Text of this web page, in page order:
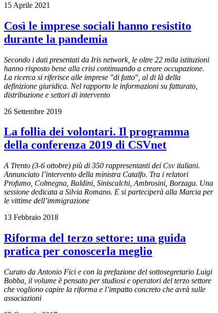
15 Aprile 2021
Così le imprese sociali hanno resistito
durante la pandemia
Secondo i dati presentati da Iris network, le oltre 22 mila istituzioni
hanno risposto bene alla crisi continuando a creare occupazione.
La ricerca si riferisce alle imprese "di fatto", al di là della
definizione giuridica. Nel rapporto le informazioni su fatturato,
distribuzione e settori di intervento
26 Settembre 2019
La follia dei volontari. Il programma
della conferenza 2019 di CSVnet
A Trento (3-6 ottobre) più di 350 rappresentanti dei Csv italiani.
Annunciato l’intervento della ministra Catalfo. Tra i relatori
Profumo, Colmegna, Baldini, Siniscalchi, Ambrosini, Borzaga. Una
sessione dedicata a Silvia Romano. E si parteciperà alla Marcia per
le vittime dell’immigrazione
13 Febbraio 2018
Riforma del terzo settore: una guida
pratica per conoscerla meglio
Curato da Antonio Fici e con la prefazione del sottosegretario Luigi
Bobba, il volume è pensato per studiosi e operatori del terzo settore
che vogliono capire la riforma e l’impatto concreto che avrà sulle
associazioni